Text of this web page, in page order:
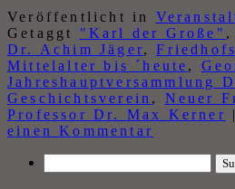
Veröffentlicht in
Getaggt
"Karl der Große" ,
Dr. Achim Jäger,
Mittelalter bis ´heute ,
Jahreshauptversammlung
Geschichtsverein , Neuer
Professor Dr. Max Kerner |
einen Kommentar
nach: